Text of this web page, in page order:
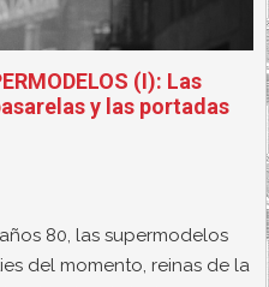
(I): Las
y las portadas
80, las supermodelos
del momento, reinas de la